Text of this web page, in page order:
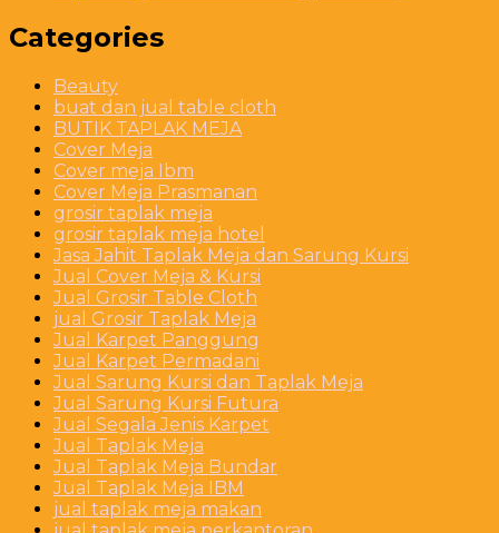
Categories
Beauty
buat dan jual table cloth
BUTIK TAPLAK MEJA
Cover Meja
Cover meja Ibm
Cover Meja Prasmanan
grosir taplak meja
grosir taplak meja hotel
Jasa Jahit Taplak Meja dan Sarung Kursi
Jual Cover Meja & Kursi
Jual Grosir Table Cloth
jual Grosir Taplak Meja
Jual Karpet Panggung
Jual Karpet Permadani
Jual Sarung Kursi dan Taplak Meja
Jual Sarung Kursi Futura
Jual Segala Jenis Karpet
Jual Taplak Meja
Jual Taplak Meja Bundar
Jual Taplak Meja IBM
jual taplak meja makan